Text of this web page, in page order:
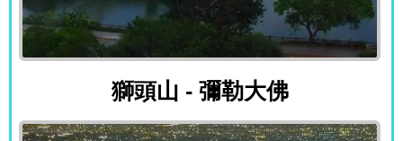
獅頭山 - 彌勒大佛
獅頭山 - 彌勒大佛